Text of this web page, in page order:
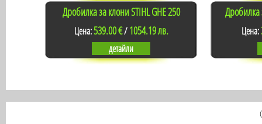
Дробилка за клони STIHL GHE 250
Цена:539.00 €/1054.19 лв.
детайли
Дробилка
Цена: